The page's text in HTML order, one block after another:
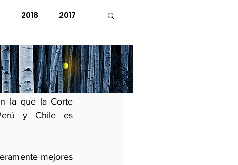
2018 2017
2007 2006
de la
la que la Corte
y Chile es
mejores